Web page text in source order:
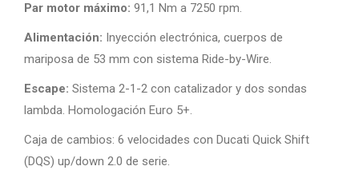
Par motor máximo: 91,1 Nm a 7250 rpm.
Alimentación: Inyección electrónica, cuerpos de
mariposa de 53 mm con sistema Ride-by-Wire.
Escape: Sistema 2-1-2 con catalizador y dos sondas
lambda. Homologación Euro 5+.
Caja de cambios: 6 velocidades con Ducati Quick Shift
(DQS) up/down 2.0 de serie.